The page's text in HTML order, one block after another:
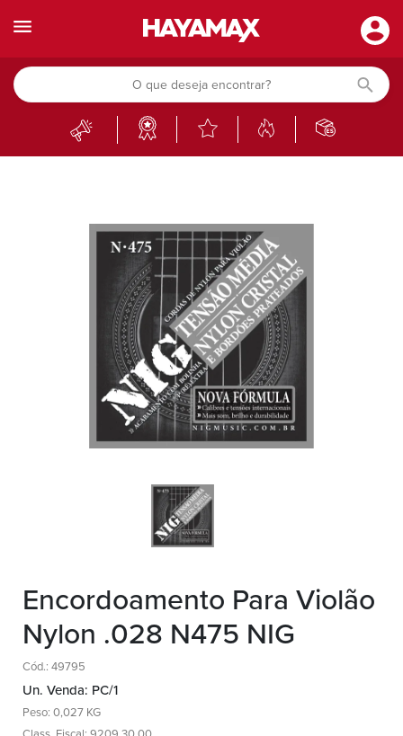
Encordoamento Para Violão
Nylon .028 N475 NIG
Cód.: 49795
Un. Venda: PC/1
Peso: 0,027 KG